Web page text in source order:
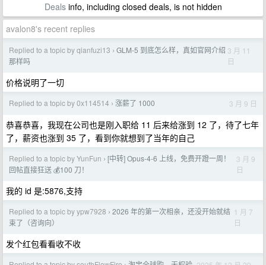
Dealsinfo, including closed deals, is not hidden
avalon8's recent replies
Replied to a topic by qianfuzi13 › GLM-5 到底怎么样，真如官网介绍
那样吗
3 月 11
日
价格说明了一切
Replied to a topic by 0x114514 › 涨薪了 1000 3 月 9 日
恭喜恭喜，我现在公司也是刚入职给 11 后来给涨到 12 了，待了七年
了，薪资也涨到 35 了，看到你就想到了当年的自己
Replied to a topic by YunFun › [中转] Opus-4-6 上线，免费开蹬一周！
回帖直接狂送 💰100 刀！
3 月 9
日
我的 id 是:5876,支持
Replied to a topic by ypw7928 › 2026 年的第一次相亲，还没开始就结
束了（咨询向）
1 月 7
日
发个红包看看收不收